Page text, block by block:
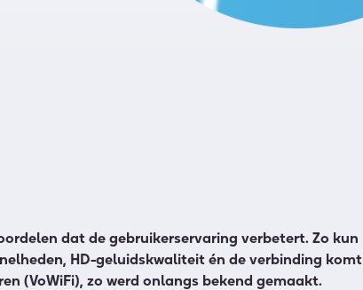
dat de gebruikerservaring verbetert. Zo kun
HD-geluidskwaliteit én de verbinding komt
(VoWiFi), zo werd onlangs bekend gemaakt.